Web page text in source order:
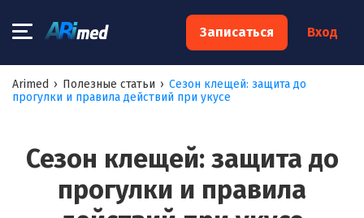
Записаться Вход
Arimed › Полезные статьи › Сезон клещей: защита до
прогулки и правила действий при укусе
Сезон клещей: защита до
прогулки и правила
×
Запишитесь на консультацию к
специалисту
Ваш телефон:*